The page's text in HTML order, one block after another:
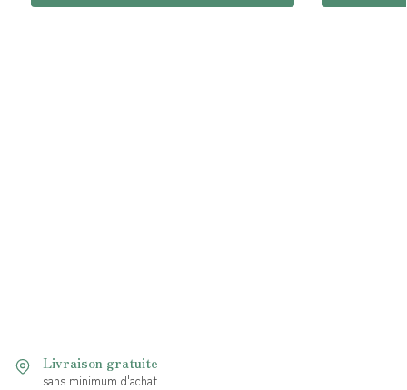
Livraison gratuite
sans minimum d'achat